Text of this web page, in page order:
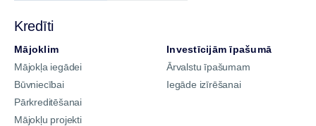
Kredīti
Mājoklim
Mājokļa iegādei
Būvniecībai
Pārkreditēšanai
Mājokļu projekti
Investīcijām īpašumā
Ārvalstu īpašumam
Iegāde izīrēšanai